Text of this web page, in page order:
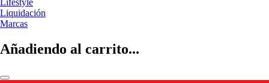
Lifestyle
Liquidación
Marcas
Añadiendo al carrito...